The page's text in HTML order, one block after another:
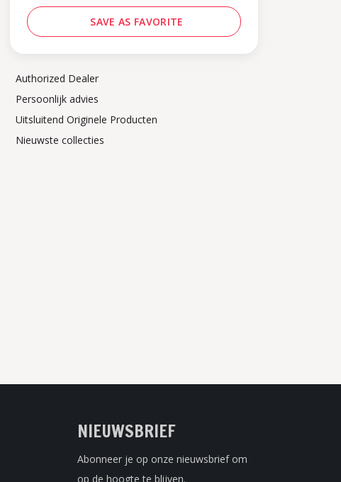
SAVE AS FAVORITE
Authorized Dealer
Persoonlijk advies
Uitsluitend Originele Producten
Nieuwste collecties
NIEUWSBRIEF
Abonneer je op onze nieuwsbrief om
op de hoogte te blijven.